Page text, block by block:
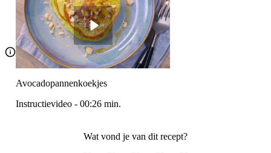
Avo­ca­do­pan­nen­koek­jes
Instructievideo - 00:26 min.
Wat vond je van dit recept?